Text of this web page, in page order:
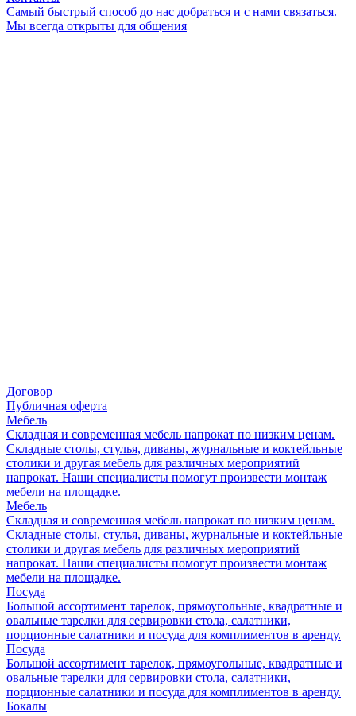
Самый быстрый способ до нас добраться и с нами связаться.
Мы всегда открыты для общения
Договор
Публичная оферта
Мебель
Складная и современная мебель напрокат по низким ценам.
Складные столы, стулья, диваны, журнальные и коктейльные
столики и другая мебель для различных мероприятий
напрокат. Наши специалисты помогут произвести монтаж
мебели на площадке.
Мебель
Складная и современная мебель напрокат по низким ценам.
Складные столы, стулья, диваны, журнальные и коктейльные
столики и другая мебель для различных мероприятий
напрокат. Наши специалисты помогут произвести монтаж
мебели на площадке.
Посуда
Большой ассортимент тарелок, прямоугольные, квадратные и
овальные тарелки для сервировки стола, салатники,
порционные салатники и посуда для комплиментов в аренду.
Посуда
Большой ассортимент тарелок, прямоугольные, квадратные и
овальные тарелки для сервировки стола, салатники,
порционные салатники и посуда для комплиментов в аренду.
Бокалы